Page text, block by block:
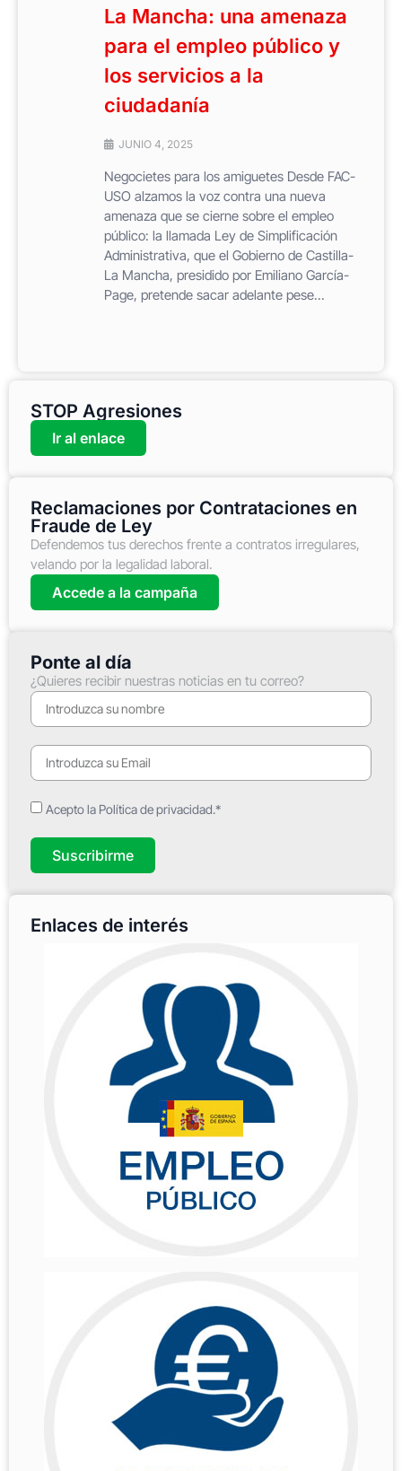
La Mancha: una amenaza
para el empleo público y
los servicios a la
ciudadanía
JUNIO 4, 2025
Negocietes para los amiguetes Desde FAC-
USO alzamos la voz contra una nueva
amenaza que se cierne sobre el empleo
público: la llamada Ley de Simplificación
Administrativa, que el Gobierno de Castilla-
La Mancha, presidido por Emiliano García-
Page, pretende sacar adelante pese...
STOP Agresiones
Ir al enlace
Reclamaciones por Contrataciones en
Fraude de Ley
Defendemos tus derechos frente a contratos irregulares,
velando por la legalidad laboral.
Accede a la campaña
Ponte al día
¿Quieres recibir nuestras noticias en tu correo?
Acepto la Política de privacidad.*
Suscribirme
Enlaces de interés